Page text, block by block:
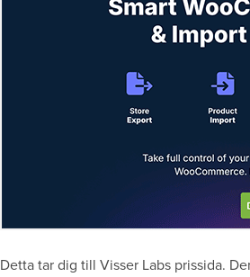
Detta tar dig till Visser Labs prissida.